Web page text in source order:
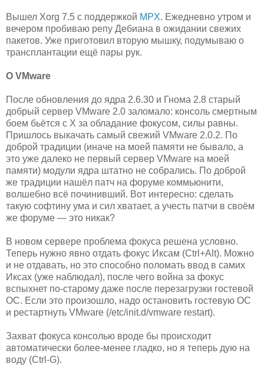
Вышел Xorg 7.5 с поддержкой MPX. Ежедневно утром и
вечером пробиваю репу Дебиана в ожидании свежих
пакетов. Уже приготовил вторую мышку, подумываю о
трансплантации ещё пары рук.
О VMware
После обновления до ядра 2.6.30 и Гнома 2.8 старый
добрый сервер VMware 2.0 заломало: консоль смертным
боем бьётся с Х за обладание фокусом, силы равны.
Пришлось выкачать самый свежий VMware 2.0.2. По
доброй традиции (иначе на моей памяти не бывало, а
это уже далеко не первый сервер VMware на моей
памяти) модули ядра штатно не собрались. По доброй
же традиции нашёл патч на форуме коммьюнити,
волшебно всё починивший. Вот интересно: сделать
такую софтину ума и сил хватает, а учесть патчи в своём
же форуме — это никак?
В новом сервере проблема фокуса решена условно.
Теперь нужно явно отдать фокус Иксам (Ctrl+Alt). Можно
и не отдавать, но это способно поломать ввод в самих
Иксах (уже наблюдал), после чего война за фокус
вспыхнет по-старому даже после перезагрузки гостевой
ОС. Если это произошло, надо остановить гостевую ОС
и рестартнуть VMware (/etc/init.d/vmware restart).
Захват фокуса консолью вроде бы происходит
автоматически более-менее гладко, но я теперь дую на
воду (Ctrl-G).